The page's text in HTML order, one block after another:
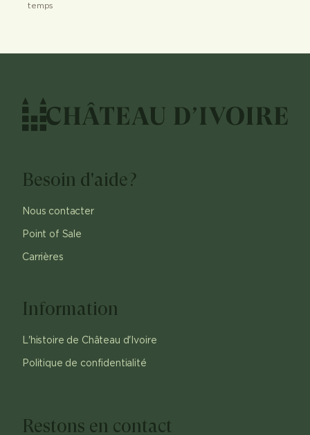
temps
Besoin d'aide?
Nous contacter
Point of Sale
Carrières
Information
L'histoire de Château d'Ivoire
Politique de confidentialité
Restons en contact